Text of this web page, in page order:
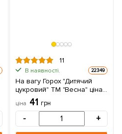
11
В наявності. 22349
На вагу Горох "Дитячий
цукровий" ТМ "Весна" ціна
за 50г
ціна 41 грн
- +